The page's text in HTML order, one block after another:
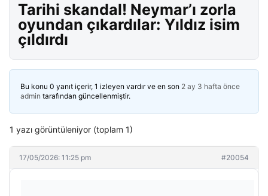
Tarihi skandal! Neymar’ı zorla
oyundan çıkardılar: Yıldız isim
çıldırdı
Bu konu 0 yanıt içerir, 1 izleyen vardır ve en son 2 ay 3 hafta önce
admin tarafından güncellenmiştir.
1 yazı görüntüleniyor (toplam 1)
17/05/2026: 11:25 pm #20054